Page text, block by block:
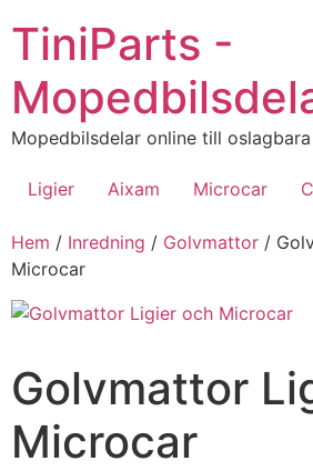
till
innehåll
TiniParts -
Mopedbilsdelar online till
Ligier Aixam Microcar
Hem / Inredning / Golvmattor /
Microcar
Golvmattor
Microcar